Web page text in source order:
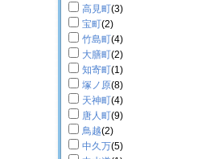
高見町(3)
宝町(2)
竹島町(4)
大膳町(2)
知寄町(1)
塚ノ原(8)
天神町(4)
唐人町(9)
鳥越(2)
中久万(5)